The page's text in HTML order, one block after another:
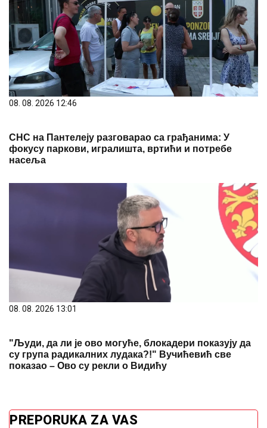
08. 08. 2026 12:46
СНС на Пантелеју разговарао са грађанима: У
фокусу паркови, игралишта, вртићи и потребе
насеља
08. 08. 2026 13:01
"Људи, да ли је ово могуће, блокадери показују да
су група радикалних лудака?!" Вучићевић све
показао – Ово су рекли о Видићу
PREPORUKA ZA VAS